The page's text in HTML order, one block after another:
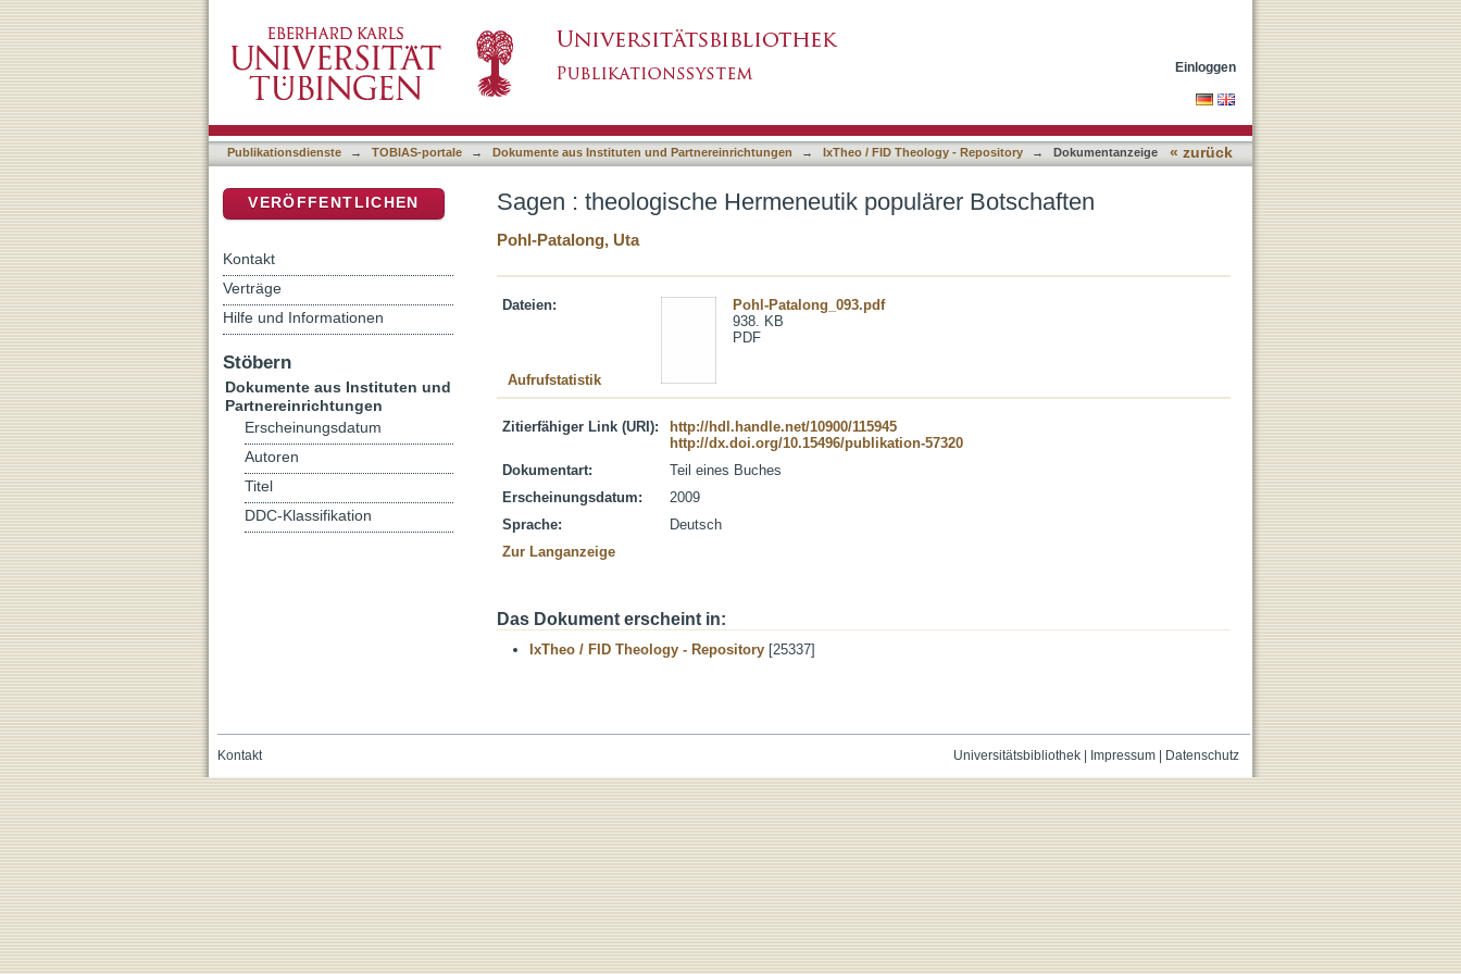
Einloggen
Publikationsdienste → TOBIAS-portale → Dokumente aus Instituten und Partnereinrichtungen → IxTheo / FID Theology - Repository → Dokumentanzeige « zurück
Sagen : theologische Hermeneutik populärer Botschaften
Pohl-Patalong, Uta
Dateien:
Pohl-Patalong_093.pdf
938. KB
PDF
Aufrufstatistik
Zitierfähiger Link (URI):
http://hdl.handle.net/10900/115945
http://dx.doi.org/10.15496/publikation-57320
Dokumentart:
Teil eines Buches
Erscheinungsdatum:
2009
Sprache:
Deutsch
Zur Langanzeige
Das Dokument erscheint in:
IxTheo / FID Theology - Repository [25337]
VERÖFFENTLICHEN
Kontakt
Verträge
Hilfe und Informationen
Stöbern
Dokumente aus Instituten und
Partnereinrichtungen
Erscheinungsdatum
Autoren
Titel
DDC-Klassifikation
Universitätsbibliothek| Impressum| Datenschutz
Kontakt